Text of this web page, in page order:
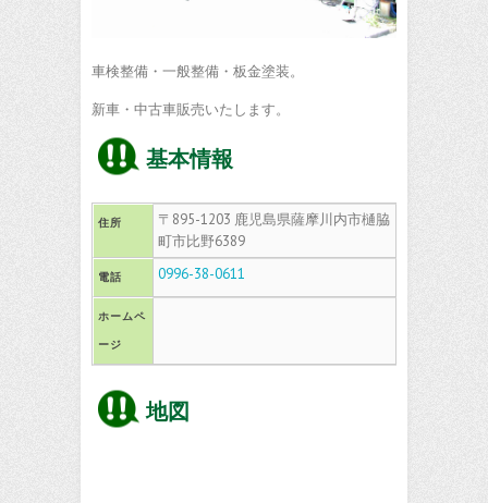
車検整備・一般整備・板金塗装。
新車・中古車販売いたします。
基本情報
住所
〒895-1203 鹿児島県薩摩川内市樋脇
町市比野6389
電話 0996-38-0611
ホームペ
ージ
地図